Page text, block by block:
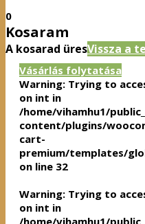
0
Kosaram
A kosarad üresVissza a
Vásárlás folytatása
Warning: Trying to
on int in
/home/vihamhu1/
content/plugins/
cart-
premium/templates/
on line 32
Warning: Trying to
on int in